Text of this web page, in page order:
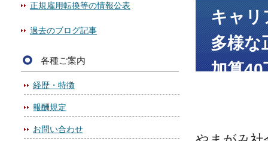
キャ
多様な
加算40
正規雇用転換等の情報公表
過去のブログ記事
各種ご案内
経歴・特徴
報酬規定
お問い合わせ